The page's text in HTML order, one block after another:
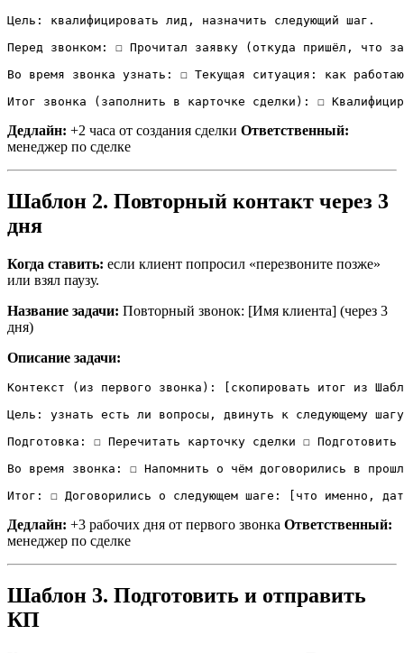
Цель: квалифицировать лид, назначить следующий шаг.
Перед звонком: ☐ Прочитал заявку (откуда пришёл, что
Во время звонка узнать: ☐ Текущая ситуация: как
Итог звонка (заполнить в карточке сделки): ☐
Дедлайн: +2 часа от создания сделки Ответственный:
менеджер по сделке
Шаблон 2. Повторный контакт через 3
дня
Когда ставить: если клиент попросил «перезвоните позже»
или взял паузу.
Название задачи: Повторный звонок: [Имя клиента] (через 3
дня)
Описание задачи:
Контекст (из первого звонка): [скопировать итог из
Цель: узнать есть ли вопросы, двинуть к следующему
Подготовка: ☐ Перечитать карточку сделки ☐
Во время звонка: ☐ Напомнить о чём договорились в
Итог: ☐ Договорились о следующем шаге: [что именно,
Дедлайн: +3 рабочих дня от первого звонка Ответственный:
менеджер по сделке
Шаблон 3. Подготовить и отправить
КП